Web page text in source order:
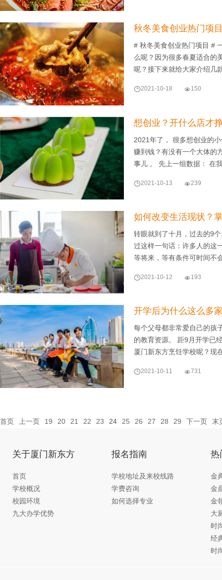
秋冬美食创业热门项
# 秋冬美食创业热门项目 #
么呢？因为很多春夏适合的
呢？接下来就给大家介绍
2021-10-18 150
想创业？开什么店才
2021年了， 很多想创业的
赚到钱？有没有一个大体的
事儿 。 先上一组数据：
2021-10-13 239
如何改变生活现状？
转眼就到了十月，过去的9
过这样一句话：许多人的这
等将来，等有条件可时间
2021-10-12 193
开学后为什么这么多
每个父母都非常爱自己的孩
的教育资源。 距9月开学已
厦门新东方烹饪学校呢？
2021-10-11 731
首页 上一页 19 20 21 22 23 24 25 26 27 28 29 下一页 末
关于厦门新东方
首页
学校概况
校园环境
九大办学优势
报名指南
学校地址及来校线路
学费咨询
如何选择专业
热
金
金
金
大
时
经
时